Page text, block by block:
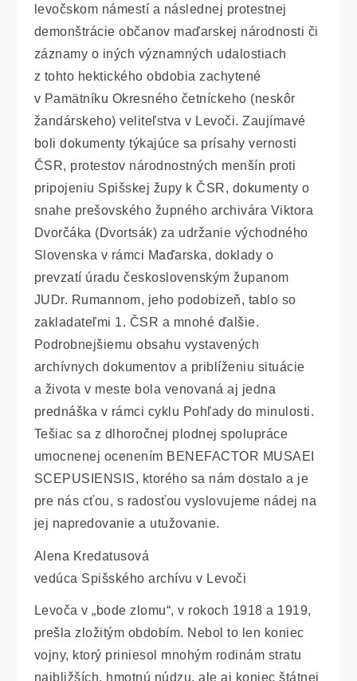
levočskom námestí a následnej protestnej
demonštrácie občanov maďarskej národnosti či
záznamy o iných významných udalostiach
z tohto hektického obdobia zachytené
v Pamätníku Okresného četníckeho (neskôr
žandárskeho) veliteľstva v Levoči. Zaujímavé
boli dokumenty týkajúce sa prísahy vernosti
ČSR, protestov národnostných menšín proti
pripojeniu Spišskej župy k ČSR, dokumenty o
snahe prešovského župného archivára Viktora
Dvorčáka (Dvortsák) za udržanie východného
Slovenska v rámci Maďarska, doklady o
prevzatí úradu československým županom
JUDr. Rumannom, jeho podobizeň, tablo so
zakladateľmi 1. ČSR a mnohé ďalšie.
Podrobnejšiemu obsahu vystavených
archívnych dokumentov a priblíženiu situácie
a života v meste bola venovaná aj jedna
prednáška v rámci cyklu Pohľady do minulosti.
Tešiac sa z dlhoročnej plodnej spolupráce
umocnenej ocenením BENEFACTOR MUSAEI
SCEPUSIENSIS, ktorého sa nám dostalo a je
pre nás cťou, s radosťou vyslovujeme nádej na
jej napredovanie a utužovanie.
Alena Kredatusová
vedúca Spišského archívu v Levoči
Levoča v „bode zlomu“, v rokoch 1918 a 1919,
prešla zložitým obdobím. Nebol to len koniec
vojny, ktorý priniesol mnohým rodinám stratu
najbližších, hmotnú núdzu, ale aj koniec štátnej